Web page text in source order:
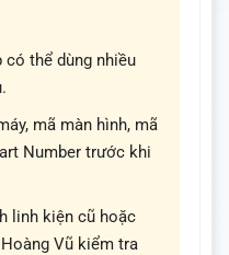
thể dùng nhiều
mã màn hình, mã
Number trước khi
linh kiện cũ hoặc
Vũ kiểm tra